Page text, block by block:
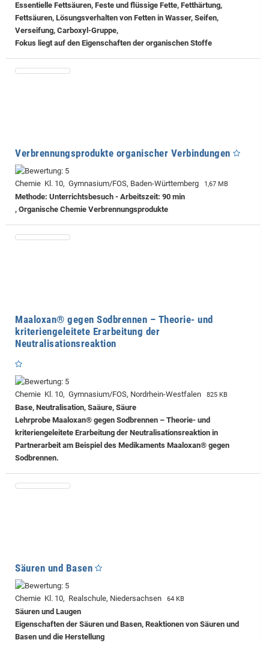
Essentielle Fettsäuren, Feste und flüssige Fette, Fetthärtung,
Fettsäuren, Lösungsverhalten von Fetten in Wasser, Seifen,
Verseifung, Carboxyl-Gruppe,
Fokus liegt auf den Eigenschaften der organischen Stoffe
Verbrennungsprodukte organischer Verbindungen
Chemie Kl. 10, Gymnasium/FOS, Baden-Württemberg 1,67 MB
Methode: Unterrichtsbesuch - Arbeitszeit: 90 min
, Organische Chemie Verbrennungsprodukte
Maaloxan® gegen Sodbrennen – Theorie- und
kriteriengeleitete Erarbeitung der
Neutralisationsreaktion
Chemie Kl. 10, Gymnasium/FOS, Nordrhein-Westfalen 825 KB
Base, Neutralisation, Saäure, Säure
Lehrprobe Maaloxan® gegen Sodbrennen – Theorie- und
kriteriengeleitete Erarbeitung der Neutralisationsreaktion in
Partnerarbeit am Beispiel des Medikaments Maaloxan® gegen
Sodbrennen.
Säuren und Basen
Chemie Kl. 10, Realschule, Niedersachsen 64 KB
Säuren und Laugen
Eigenschaften der Säuren und Basen, Reaktionen von Säuren und
Basen und die Herstellung